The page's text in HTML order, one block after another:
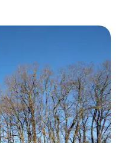
appréciés